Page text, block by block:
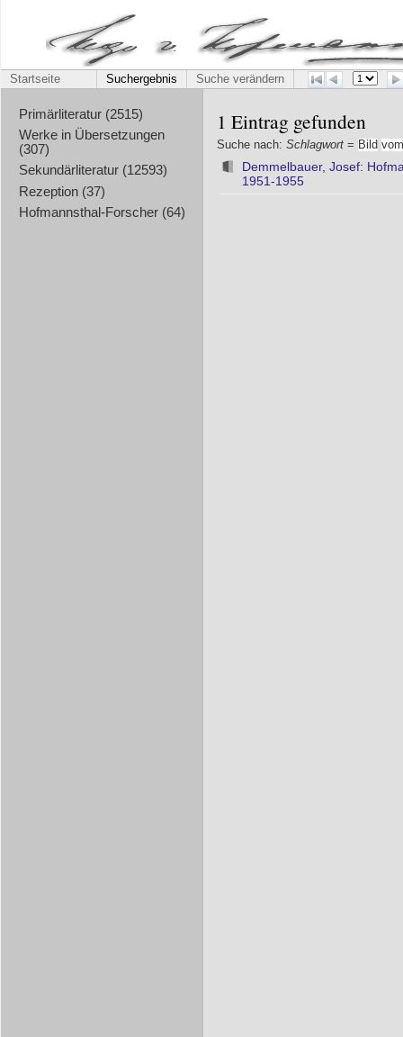
Startseite Suchergebnis Suche verändern
Primärliteratur (2515)
Werke in Übersetzungen
(307)
Sekundärliteratur (12593)
Rezeption (37)
Hofmannsthal-Forscher (64)
1 Eintrag gefunden
Suche nach: Schlagwort = Bild vom
Demmelbauer, Josef:
1951-1955